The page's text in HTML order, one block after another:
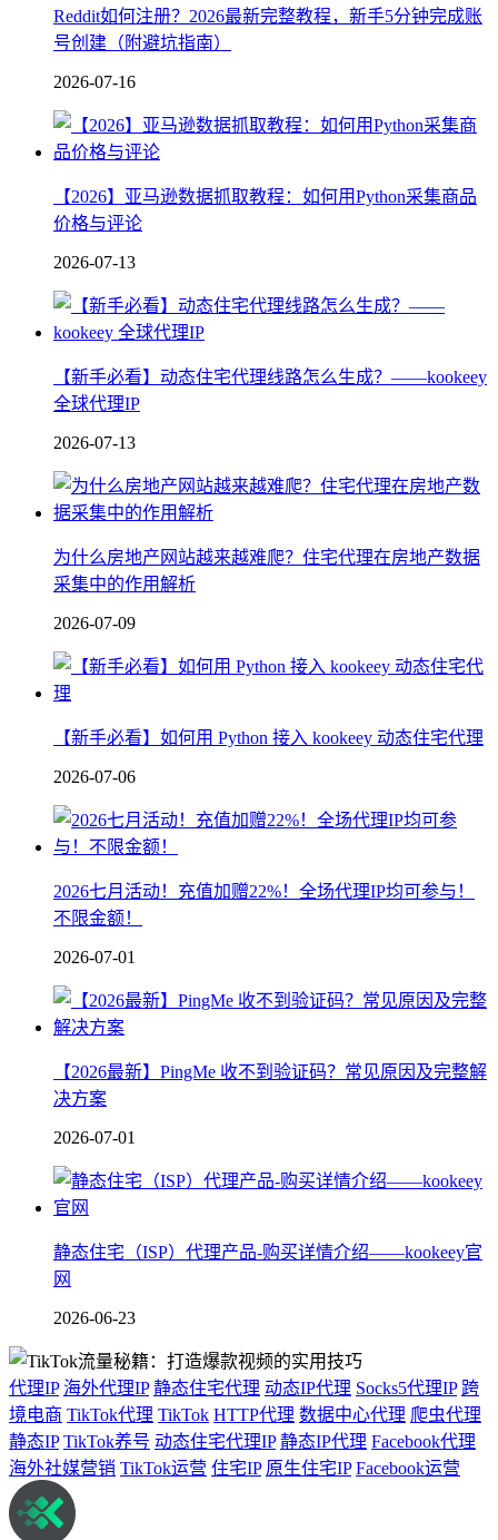
Reddit如何注册？2026最新完整教程，新手5分钟完成账
号创建（附避坑指南）
2026-07-16
【2026】亚马逊数据抓取教程：如何用Python采集商品
价格与评论
2026-07-13
【新手必看】动态住宅代理线路怎么生成？——kookeey
全球代理IP
2026-07-13
为什么房地产网站越来越难爬？住宅代理在房地产数据
采集中的作用解析
2026-07-09
【新手必看】如何用 Python 接入 kookeey 动态住宅代理
2026-07-06
2026七月活动！充值加赠22%！全场代理IP均可参与！
不限金额！
2026-07-01
【2026最新】PingMe 收不到验证码？常见原因及完整解
决方案
2026-07-01
静态住宅（ISP）代理产品-购买详情介绍——kookeey官
网
2026-06-23
代理IP 海外代理IP 静态住宅代理 动态IP代理 Socks5代理IP 跨
境电商 TikTok代理 TikTok HTTP代理 数据中心代理 爬虫代理
静态IP TikTok养号 动态住宅代理IP 静态IP代理 Facebook代理
海外社媒营销 TikTok运营 住宅IP 原生住宅IP Facebook运营